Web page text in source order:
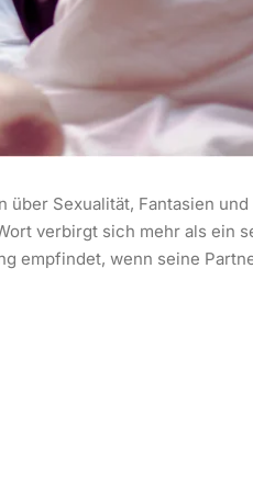
Sexualität, Fantasien
verbirgt sich mehr als ein
empfindet, wenn seine